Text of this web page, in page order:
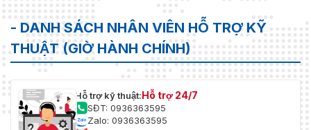
- DANH SÁCH NHÂN VIÊN HỖ TRỢ KỸ
THUẬT (GIỜ HÀNH CHÍNH)
Hỗ trợ kỹ thuật:Hỗ trợ 24/7
SĐT: 0936363595
Zalo: 0936363595